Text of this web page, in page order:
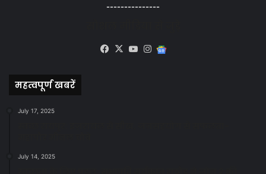
---------------
Facebook
X YouTubeInstagram
महत्वपूर्ण खबरें
July 17, 2025
July 14, 2025